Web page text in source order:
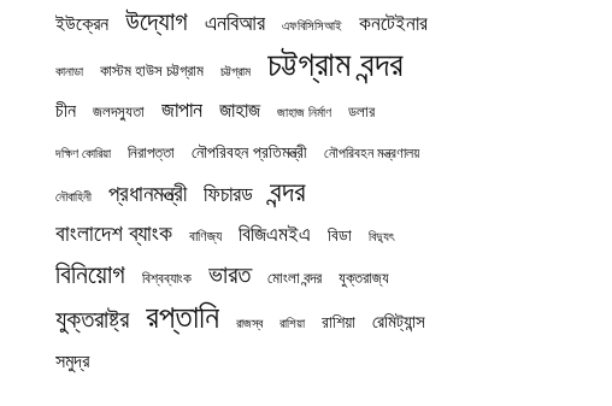
ইউক্রেন উদ্যোগ এনবিআর এফবিসিসিআই কনটেইনার
কানাডা কাস্টম হাউস চট্টগ্রাম চট্টগ্রাম চট্টগ্রাম বন্দর
চীন জলদস্যুতা জাপান জাহাজ জাহাজ নির্মাণ ডলার
দক্ষিণ কোরিয়া নিরাপত্তা নৌপরিবহন প্রতিমন্ত্রী নৌপরিবহন মন্ত্রণালয়
নৌবাহিনী প্রধানমন্ত্রী ফিচারড বন্দর
বাংলাদেশ ব্যাংক বাণিজ্য বিজিএমইএ বিডা বিদ্যুৎ
বিনিয়োগ বিশ্বব্যাংক ভারত মোংলা বন্দর যুক্তরাজ্য
যুক্তরাষ্ট্র রপ্তানি রাজস্ব রাশিয়া রাশিয়া রেমিট্যান্স
সমুদ্র